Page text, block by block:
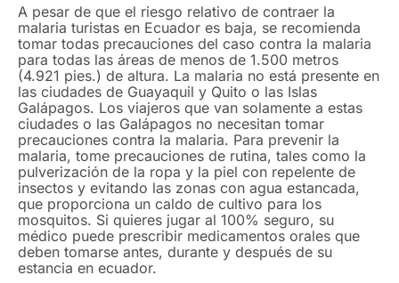
A pesar de que el riesgo relativo de contraer la
malaria turistas en Ecuador es baja, se recomienda
tomar todas precauciones del caso contra la malaria
para todas las áreas de menos de 1.500 metros
(4.921 pies.) de altura. La malaria no está presente en
las ciudades de Guayaquil y Quito o las Islas
Galápagos. Los viajeros que van solamente a estas
ciudades o las Galápagos no necesitan tomar
precauciones contra la malaria. Para prevenir la
malaria, tome precauciones de rutina, tales como la
pulverización de la ropa y la piel con repelente de
insectos y evitando las zonas con agua estancada,
que proporciona un caldo de cultivo para los
mosquitos. Si quieres jugar al 100% seguro, su
médico puede prescribir medicamentos orales que
deben tomarse antes, durante y después de su
estancia en ecuador.